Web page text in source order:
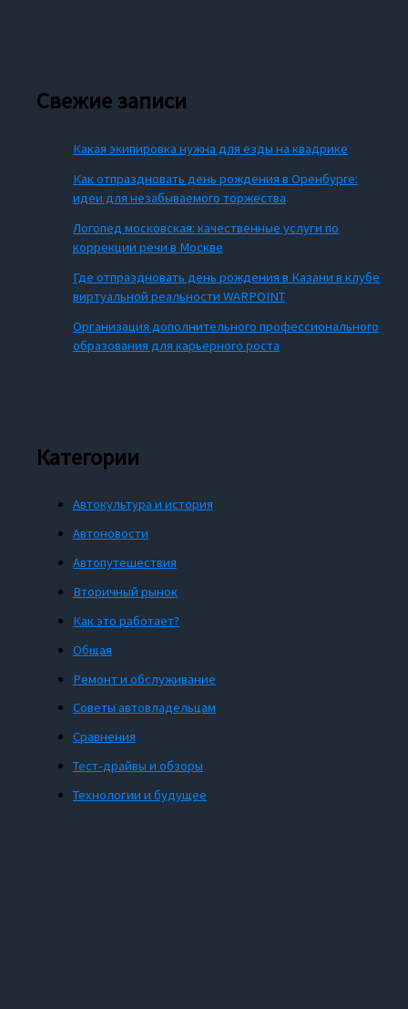
Свежие записи
Какая экипировка нужна для езды на квадрике
Как отпраздновать день рождения в Оренбурге:
идеи для незабываемого торжества
Логопед московская: качественные услуги по
коррекции речи в Москве
Где отпраздновать день рождения в Казани в клубе
виртуальной реальности WARPOINT
Организация дополнительного профессионального
образования для карьерного роста
Категории
Автокультура и история
Автоновости
Автопутешествия
Вторичный рынок
Как это работает?
Общая
Ремонт и обслуживание
Советы автовладельцам
Сравнения
Тест-драйвы и обзоры
Технологии и будущее